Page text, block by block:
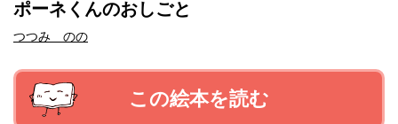
ポーネくんのおしごと
つつみ のの
この絵本を読む